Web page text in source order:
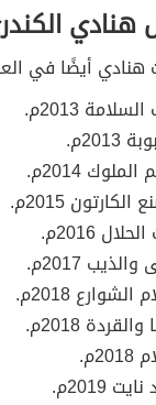
هنادي
هنادي أيضًا في
2013م.
2013م.
2014م.
الكارتون 2015م.
2016م.
2017م.
الشوارع 2018م.
2018م.
2019م.